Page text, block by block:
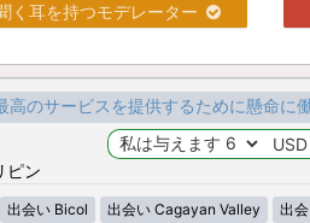
く耳を持つモデレーター
高のサービスを提供するために懸命に
ピン
出会い Bicol 出会い Cagayan Valley 出